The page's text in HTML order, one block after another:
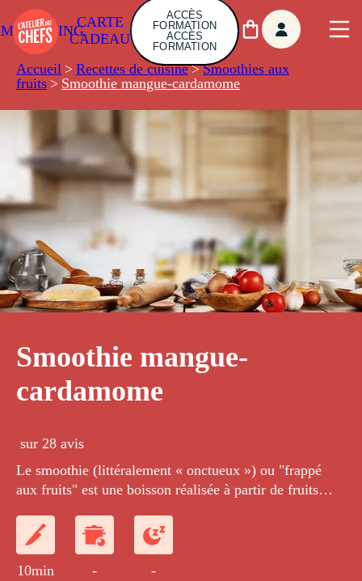
CARTE
CADEAU
ACCÈS
FORMATION
ACCÈS
FORMATION
Accueil > Recettes de cuisine > Smoothies aux
fruits > Smoothie mangue-cardamome
Smoothie mangue-
cardamome
sur 28 avis
Le smoothie (littéralement « onctueux ») ou "frappé
aux fruits" est une boisson réalisée à partir de fruits
cardamome, ainsi qu'avec du yaourt pour lui donner de
l'onctuosité.
10min
- -